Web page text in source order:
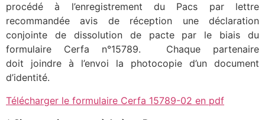
procédé à l’enregistrement du Pacs par lettre
recommandée avis de réception une déclaration
conjointe de dissolution de pacte par le biais du
formulaire Cerfa n°15789. Chaque partenaire
doit joindre à l’envoi la photocopie d’un document
d’identité.
Télécharger le formulaire Cerfa 15789-02 en pdf